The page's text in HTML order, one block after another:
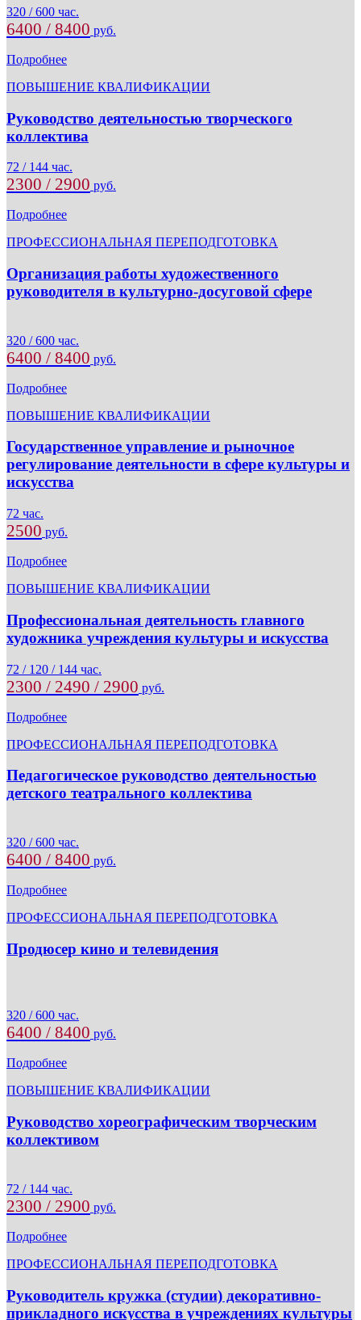
320 / 600 час.
6400 / 8400 руб.
Подробнее
ПОВЫШЕНИЕ КВАЛИФИКАЦИИ
Руководство деятельностью творческого
коллектива
72 / 144 час.
2300 / 2900 руб.
Подробнее
ПРОФЕССИОНАЛЬНАЯ ПЕРЕПОДГОТОВКА
Организация работы художественного
руководителя в культурно-досуговой сфере
320 / 600 час.
6400 / 8400 руб.
Подробнее
ПОВЫШЕНИЕ КВАЛИФИКАЦИИ
Государственное управление и рыночное
регулирование деятельности в сфере культуры и
искусства
72 час.
2500 руб.
Подробнее
ПОВЫШЕНИЕ КВАЛИФИКАЦИИ
Профессиональная деятельность главного
художника учреждения культуры и искусства
72 / 120 / 144 час.
2300 / 2490 / 2900 руб.
Подробнее
ПРОФЕССИОНАЛЬНАЯ ПЕРЕПОДГОТОВКА
Педагогическое руководство деятельностью
детского театрального коллектива
320 / 600 час.
6400 / 8400 руб.
Подробнее
ПРОФЕССИОНАЛЬНАЯ ПЕРЕПОДГОТОВКА
Продюсер кино и телевидения
320 / 600 час.
6400 / 8400 руб.
Подробнее
ПОВЫШЕНИЕ КВАЛИФИКАЦИИ
Руководство хореографическим творческим
коллективом
72 / 144 час.
2300 / 2900 руб.
Подробнее
ПРОФЕССИОНАЛЬНАЯ ПЕРЕПОДГОТОВКА
Руководитель кружка (студии) декоративно-
прикладного искусства в учреждениях культуры